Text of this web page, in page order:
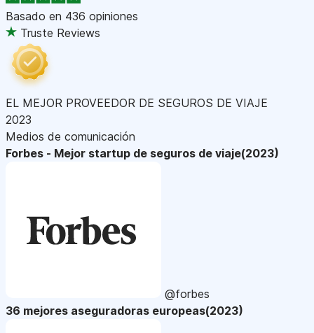
Basado en 436 opiniones
Truste Reviews
EL MEJOR PROVEEDOR DE SEGUROS DE VIAJE
2023
Medios de comunicación
Forbes - Mejor startup de seguros de viaje(2023)
@forbes
36 mejores aseguradoras europeas(2023)